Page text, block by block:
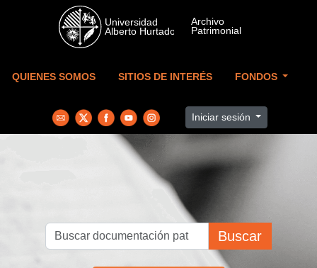
Skip to main content
QUIENES SOMOS SITIOS DE INTERÉS FONDOS
Iniciar sesión
Buscar